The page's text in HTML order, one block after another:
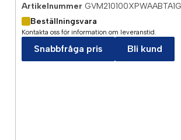
Artikelnummer GVM210100XPWAABTA1G
Beställningsvara
Kontakta oss för information om leveranstid.
Snabbfråga pris Bli kund